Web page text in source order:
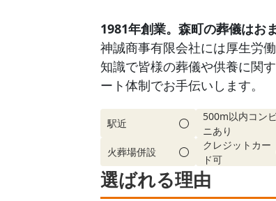
1981年創業。森町の葬儀はお
神誠商事有限会社には厚生労
知識で皆様の葬儀や供養に関
ート体制でお手伝いします。
駅近
500m以内コン
ニあり
火葬場併設
クレジットカー
ド可
選ばれる理由